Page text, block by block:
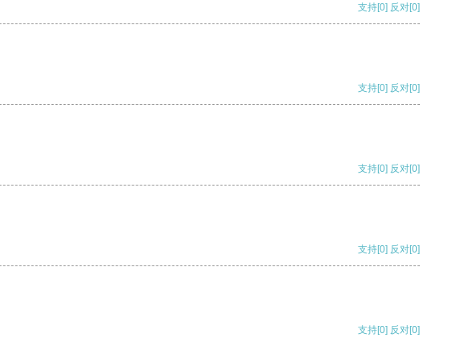
支持[0] 反对[0]
支持[0] 反对[0]
支持[0] 反对[0]
支持[0] 反对[0]
支持[0] 反对[0]